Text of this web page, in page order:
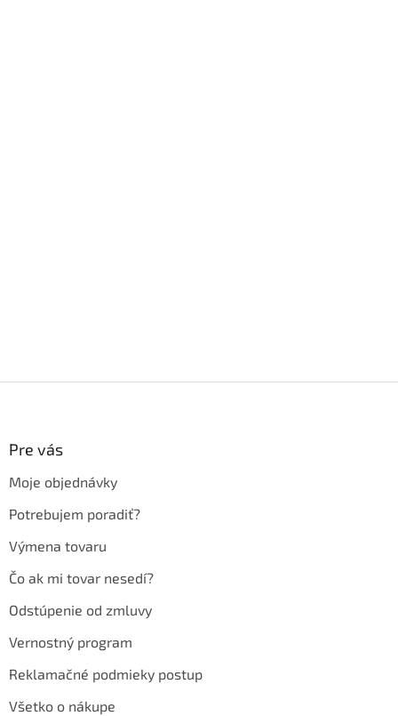
Pre vás
Moje objednávky
Potrebujem poradiť?
Výmena tovaru
Čo ak mi tovar nesedí?
Odstúpenie od zmluvy
Vernostný program
Reklamačné podmieky postup
Všetko o nákupe